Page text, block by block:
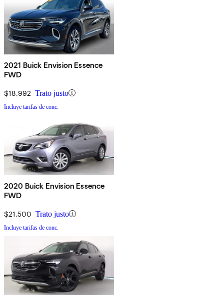
2021 Buick Envision Essence
FWD
$18,992 Trato justo
Incluye tarifas de conc.
2020 Buick Envision Essence
FWD
$21,500 Trato justo
Incluye tarifas de conc.